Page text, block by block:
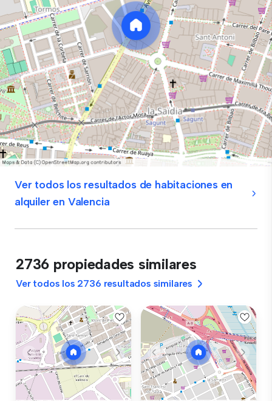
Ver todos los resultados de habitaciones en
alquiler en Valencia
2736 propiedades similares
Ver todos los 2736 resultados similares